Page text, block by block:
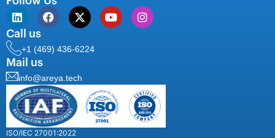
Call us
+1 (469) 436-6224
Mail us
info@areya.tech
ISO/IEC 27001:2022